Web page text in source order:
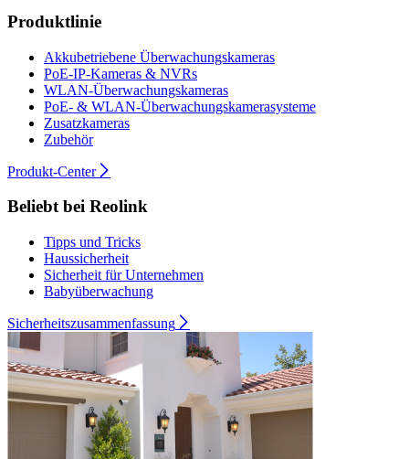
Produktlinie
Akkubetriebene Überwachungskameras
PoE-IP-Kameras & NVRs
WLAN-Überwachungskameras
PoE- & WLAN-Überwachungskamerasysteme
Zusatzkameras
Zubehör
Produkt-Center
Beliebt bei Reolink
Tipps und Tricks
Haussicherheit
Sicherheit für Unternehmen
Babyüberwachung
Sicherheitszusammenfassung